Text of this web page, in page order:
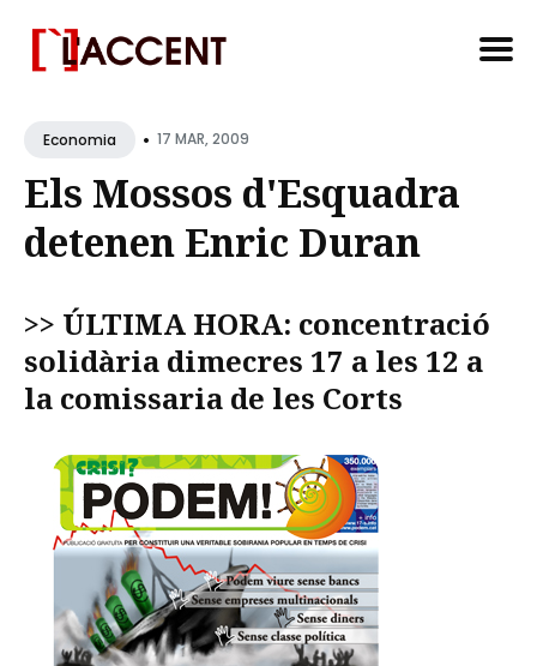
for
Blog
Economia • 17 MAR, 2009
Els Mossos d'Esquadra
detenen Enric Duran
>> ÚLTIMA HORA: concentració
solidària dimecres 17 a les 12 a
la comissaria de les Corts